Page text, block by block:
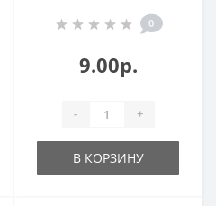
0
9.00р.
- +
В КОРЗИНУ